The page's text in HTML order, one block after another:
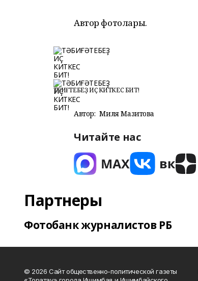
Автор фотолары.
ТӘБИҒӘТЕБЕҘ ИҪ КИТКЕС БИТ!
Автор: Миля Мазитова
Читайте нас
Партнеры
Фотобанк журналистов РБ
© 2026 Сайт общественно-политической газеты